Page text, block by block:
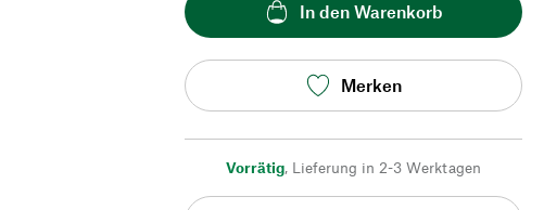
In den Warenkorb
Merken
Vorrätig, Lieferung in 2-3 Werktagen